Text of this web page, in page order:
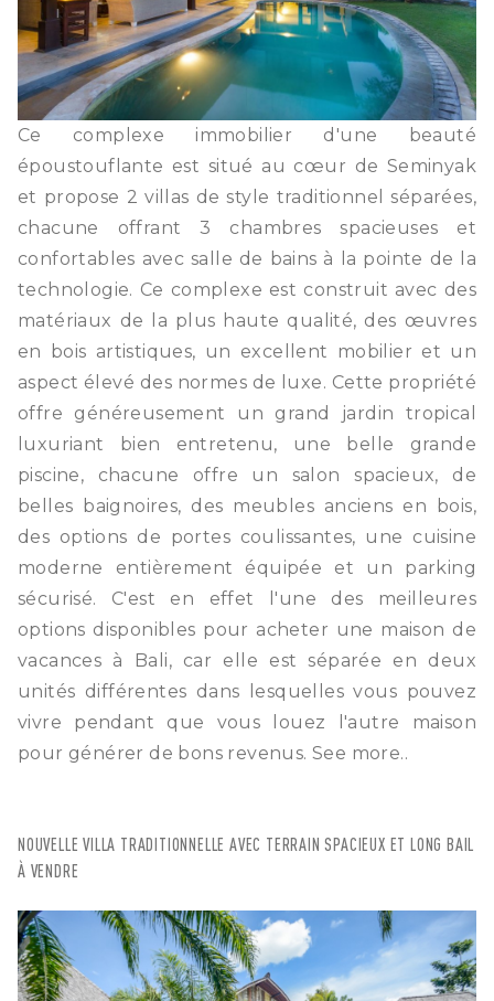
Ce complexe immobilier d'une beauté
époustouflante est situé au cœur de Seminyak
et propose 2 villas de style traditionnel séparées,
chacune offrant 3 chambres spacieuses et
confortables avec salle de bains à la pointe de la
technologie. Ce complexe est construit avec des
matériaux de la plus haute qualité, des œuvres
en bois artistiques, un excellent mobilier et un
aspect élevé des normes de luxe. Cette propriété
offre généreusement un grand jardin tropical
luxuriant bien entretenu, une belle grande
piscine, chacune offre un salon spacieux, de
belles baignoires, des meubles anciens en bois,
des options de portes coulissantes, une cuisine
moderne entièrement équipée et un parking
sécurisé. C'est en effet l'une des meilleures
options disponibles pour acheter une maison de
vacances à Bali, car elle est séparée en deux
unités différentes dans lesquelles vous pouvez
vivre pendant que vous louez l'autre maison
pour générer de bons revenus. See more..
NOUVELLE VILLA TRADITIONNELLE AVEC TERRAIN SPACIEUX ET LONG BAIL
À VENDRE